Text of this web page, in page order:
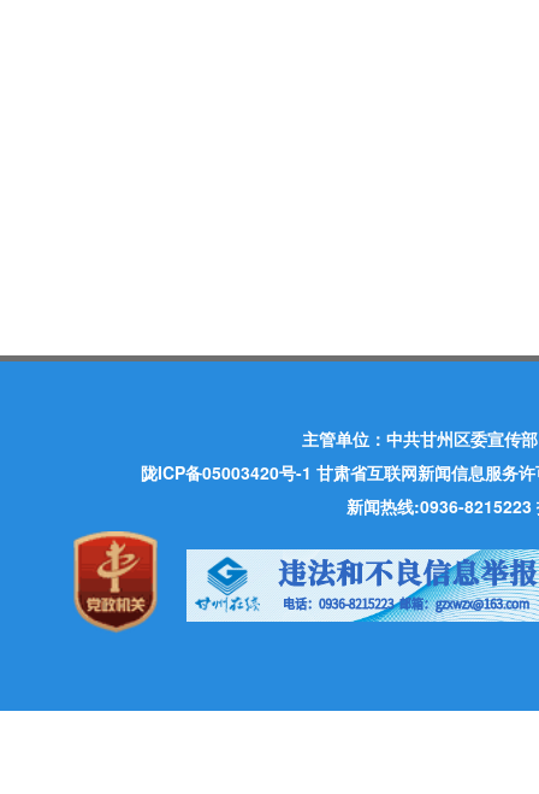
主管单位：中共甘州区委宣传
陇ICP备05003420号-1 甘肃省互联网新闻信息服务
新闻热线:0936-8215223